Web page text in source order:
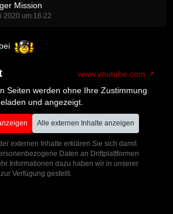
Mission
2020 um 16:22
www.youtube.com
Seiten werden ohne Ihre Zustimmung
und angezeigt.
Alle externen Inhalte anzeigen
externen Inhalte erklären Sie sich damit
Daten an Drittplattformen
Informationen dazu haben wir in unserer
Verfügung gestellt.